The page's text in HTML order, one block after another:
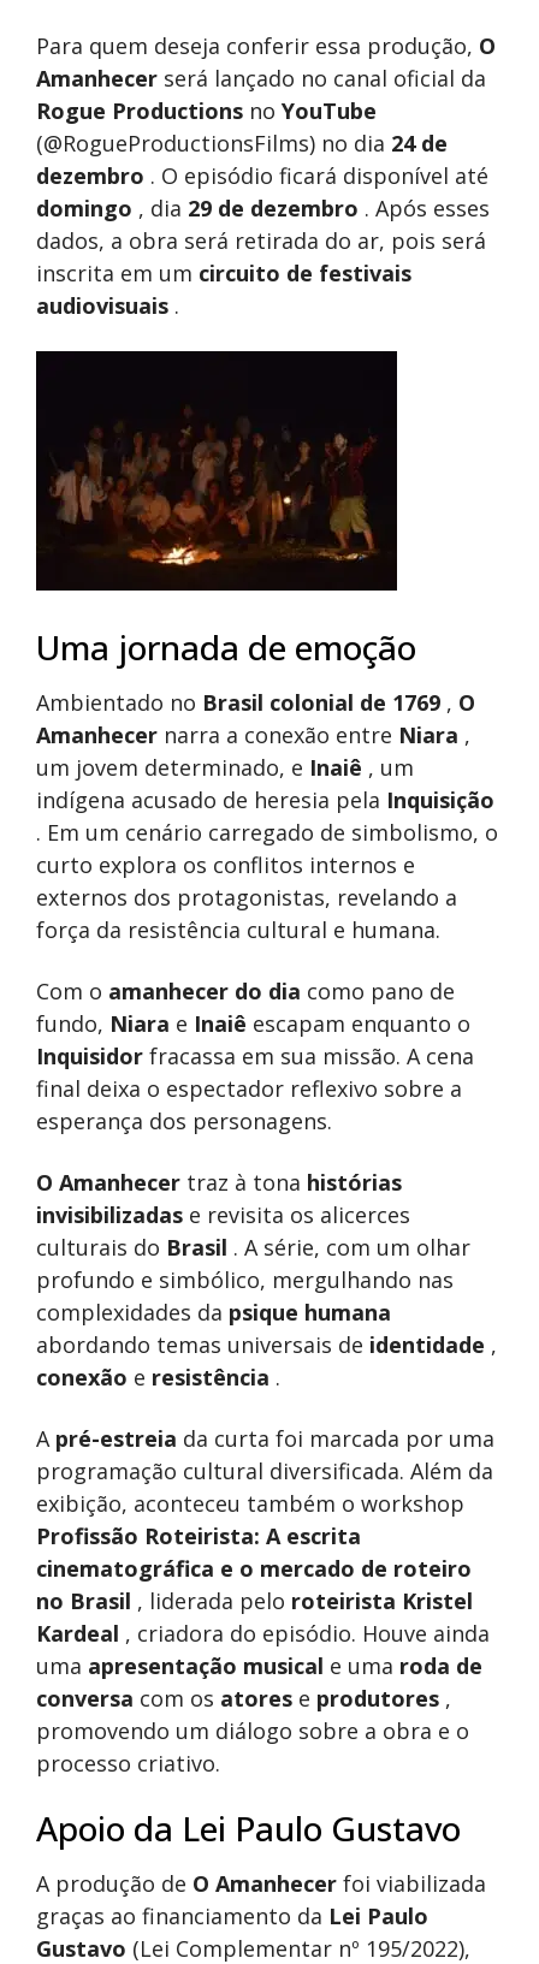
Para quem deseja conferir essa produção, O
Amanhecer será lançado no canal oficial da
Rogue Productions no YouTube
(@RogueProductionsFilms) no dia 24 de
dezembro . O episódio ficará disponível até
domingo , dia 29 de dezembro . Após esses
dados, a obra será retirada do ar, pois será
inscrita em um circuito de festivais
audiovisuais .
Uma jornada de emoção
Ambientado no Brasil colonial de 1769 , O
Amanhecer narra a conexão entre Niara ,
um jovem determinado, e Inaiê , um
indígena acusado de heresia pela Inquisição
. Em um cenário carregado de simbolismo, o
curto explora os conflitos internos e
externos dos protagonistas, revelando a
força da resistência cultural e humana.
Com o amanhecer do dia como pano de
fundo, Niara e Inaiê escapam enquanto o
Inquisidor fracassa em sua missão. A cena
final deixa o espectador reflexivo sobre a
esperança dos personagens.
O Amanhecer traz à tona histórias
invisibilizadas e revisita os alicerces
culturais do Brasil . A série, com um olhar
profundo e simbólico, mergulhando nas
complexidades da psique humana
abordando temas universais de identidade ,
conexão e resistência .
A pré-estreia da curta foi marcada por uma
programação cultural diversificada. Além da
exibição, aconteceu também o workshop
Profissão Roteirista: A escrita
cinematográfica e o mercado de roteiro
no Brasil , liderada pelo roteirista Kristel
Kardeal , criadora do episódio. Houve ainda
uma apresentação musical e uma roda de
conversa com os atores e produtores ,
promovendo um diálogo sobre a obra e o
processo criativo.
Apoio da Lei Paulo Gustavo
A produção de O Amanhecer foi viabilizada
graças ao financiamento da Lei Paulo
Gustavo (Lei Complementar nº 195/2022),